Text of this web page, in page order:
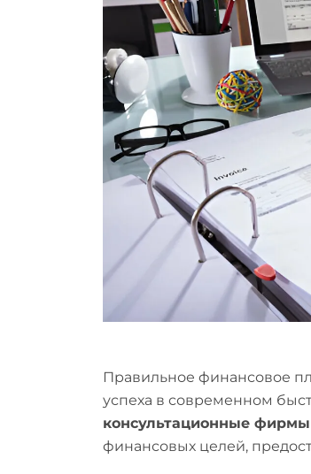
Правильное финансовое
успеха в современном
консультационные
финансовых целей,